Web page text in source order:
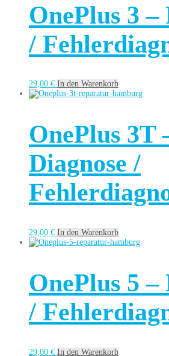
OnePlus 3 –
/
29,00 € In den Warenkorb
OnePlus 3T
Diagnose /
29,00 € In den Warenkorb
OnePlus 5 –
/
29,00 € In den Warenkorb